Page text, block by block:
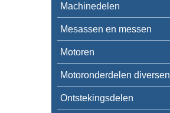
Machinedelen
Mesassen en messen
Motoren
Motoronderdelen diversen
Ontstekingsdelen